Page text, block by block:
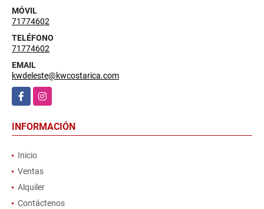
MÓVIL
71774602
TELÉFONO
71774602
EMAIL
kwdeleste@kwcostarica.com
FacebookInstagram
INFORMACIÓN
Inicio
Ventas
Alquiler
Contáctenos